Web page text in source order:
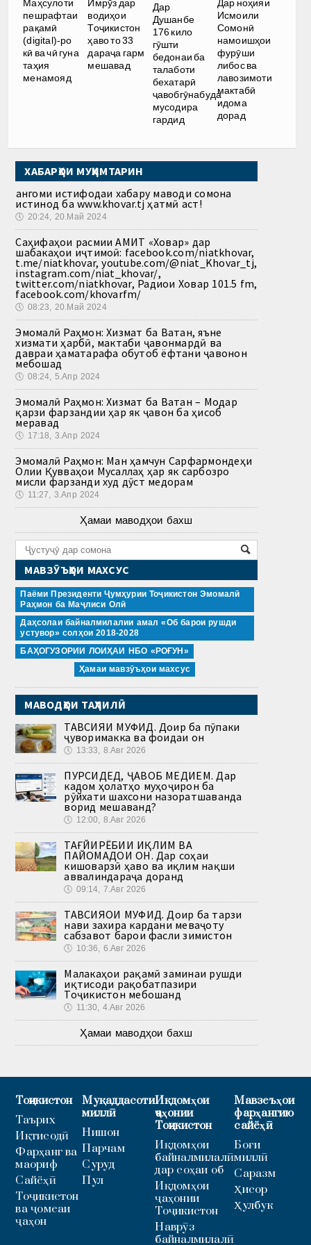
Маҳсулоти
пешрафтаи
рақамӣ
(digital)-ро
кӣ ва чӣ гуна
таҳия
менамояд
Имрӯз дар
водиҳои
Тоҷикистон
ҳаво то 33
дараҷа гарм
мешавад
Дар
Душанбе
176 кило
гӯшти
бедонаи ба
талаботи
бехатарӣ
ҷавобгӯнабуда
мусодира
гардид
Дар ноҳияи
Исмоили
Сомонӣ
намоишҳои
фурӯши
либос ва
лавозимоти
мактабӣ
идома
дорад
ХАБАРҲОИ МУҲИМТАРИН
Ҳангоми истифодаи хабару маводи сомона
истинод ба www.khovar.tj ҳатмӣ аст!
🕔 20:24, 20.Май 2024
Саҳифаҳои расмии АМИТ «Ховар» дар
шабакаҳои иҷтимоӣ: facebook.com/niatkhovar,
t.me/niatkhovar, youtube.com/@niat_Khovar_tj,
instagram.com/niat_khovar/,
twitter.com/niatkhovar, Радиои Ховар 101.5 fm,
facebook.com/khovarfm/
🕔 08:23, 20.Май 2024
Эмомалӣ Раҳмон: Хизмат ба Ватан, яъне
хизмати ҳарбӣ, мактаби ҷавонмардӣ ва
давраи ҳаматарафа обутоб ёфтани ҷавонон
мебошад
🕔 08:24, 5.Апр 2024
Эмомалӣ Раҳмон: Хизмат ба Ватан – Модар
қарзи фарзандии ҳар як ҷавон ба ҳисоб
меравад
🕔 17:18, 3.Апр 2024
Эмомалӣ Раҳмон: Ман ҳамчун Сарфармондеҳи
Олии Қувваҳои Мусаллаҳ ҳар як сарбозро
мисли фарзанди худ дӯст медорам
🕔 11:27, 3.Апр 2024
Ҳамаи маводҳои бахш
МАВЗӮЪҲОИ МАХСУС
Паёми Президенти Ҷумҳурии Тоҷикистон Эмомалӣ
Раҳмон ба Маҷлиси Олӣ
Даҳсолаи байналмилалии амал «Об барои рушди
устувор» солҳои 2018-2028
БАҲОГУЗОРИИ ЛОИҲАИ НБО «РОҒУН»
Ҳамаи мавзӯъҳои махсус
МАВОДҲОИ ТАҲЛИЛӢ
ТАВСИЯИ МУФИД. Доир ба пӯпаки
ҷуворимакка ва фоидаи он
🕔 13:33, 8.Авг 2026
ПУРСИДЕД, ҶАВОБ МЕДИҲЕМ. Дар
кадом ҳолатҳо муҳоҷирон ба
рӯйхати шахсони назоратшаванда
ворид мешаванд?
🕔 12:00, 8.Авг 2026
ТАҒЙИРЁБИИ ИҚЛИМ ВА
ПАЙОМАДҲОИ ОН. Дар соҳаи
кишоварзӣ ҳаво ва иқлим нақши
аввалиндараҷа доранд
🕔 09:14, 7.Авг 2026
ТАВСИЯҲОИ МУФИД. Доир ба тарзи
нави захира кардани меваҷоту
сабзавот барои фасли зимистон
🕔 10:36, 6.Авг 2026
Малакаҳои рақамӣ заминаи рушди
иқтисоди рақобатпазири
Тоҷикистон мебошанд
🕔 11:30, 4.Авг 2026
Ҳамаи маводҳои бахш
Тоҷикистон
Таърих
Иқтисодӣ
Фарҳанг ва
маориф
Сайёҳӣ
Тоҷикистон
ва ҷомеаи
ҷаҳон
Муқаддасоти
миллӣ
Нишон
Парчам
Суруд
Пул
Иқдомҳои
ҷаҳонии
Тоҷикистон
Иқдомҳои
байналмилалӣ
дар соҳаи об
Иқдомҳои
ҷаҳонии
Тоҷикистон
Наврӯз
байналмилалӣ
Мавзеъҳои
фарҳангию
сайёҳӣ
Боғи
миллӣ
Саразм
Ҳисор
Ҳулбук